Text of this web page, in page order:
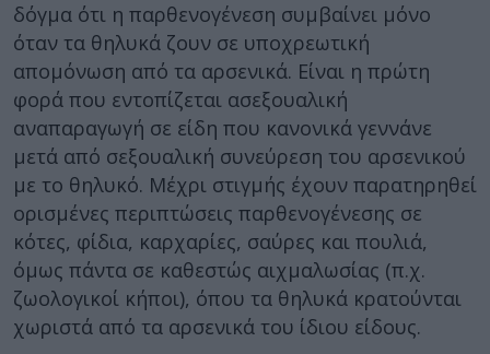
δόγμα ότι η παρθενογένεση συμβαίνει μόνο
όταν τα θηλυκά ζουν σε υποχρεωτική
απομόνωση από τα αρσενικά. Είναι η πρώτη
φορά που εντοπίζεται ασεξουαλική
αναπαραγωγή σε είδη που κανονικά γεννάνε
μετά από σεξουαλική συνεύρεση του αρσενικού
με το θηλυκό. Μέχρι στιγμής έχουν παρατηρηθεί
ορισμένες περιπτώσεις παρθενογένεσης σε
κότες, φίδια, καρχαρίες, σαύρες και πουλιά,
όμως πάντα σε καθεστώς αιχμαλωσίας (π.χ.
ζωολογικοί κήποι), όπου τα θηλυκά κρατούνται
χωριστά από τα αρσενικά του ίδιου είδους.